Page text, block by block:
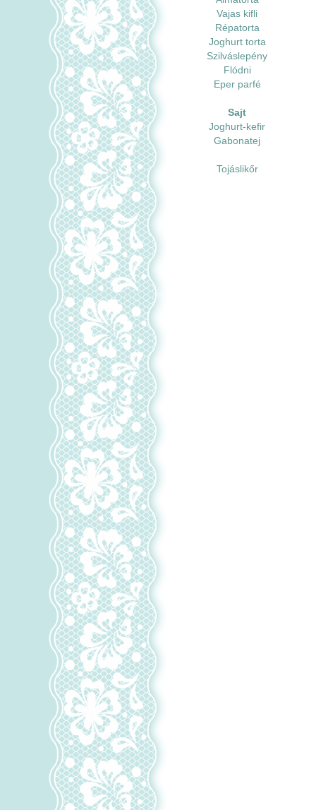
Vajas kifli
Répatorta
Joghurt torta
Szilváslepény
Flódni
Eper parfé
Sajt
Joghurt-kefir
Gabonatej
Tojáslikőr